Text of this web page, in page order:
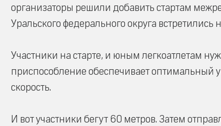
организаторы решили добавить стартам
Уральского федерального округа
Участники на старте, и юным легкоатлетам
приспособление обеспечивает оптимальный
скорость.
И вот участники бегут 60 метров. Затем